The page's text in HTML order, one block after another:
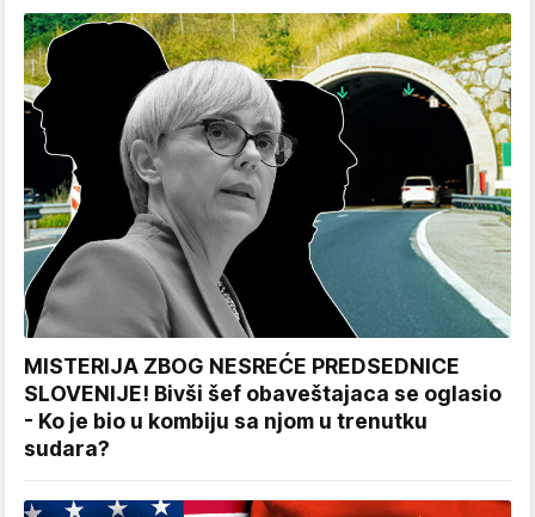
MISTERIJA ZBOG NESREĆE PREDSEDNICE
SLOVENIJE! Bivši šef obaveštajaca se oglasio
- Ko je bio u kombiju sa njom u trenutku
sudara?